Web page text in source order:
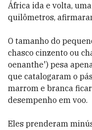
África ida e volta,
quilômetros,
O tamanho do
chasco cinzento ou
oenanthe') pesa
que catalogaram o
marrom e branca
desempenho em voo.
Eles prenderam